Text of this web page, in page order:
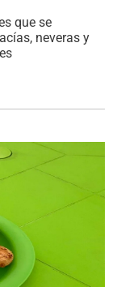
que se
neveras y